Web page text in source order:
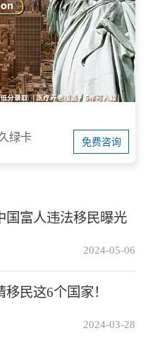
绿卡 免费咨询
国富人违法移民曝光
2024-05-06
民这6个国家！
2024-03-28